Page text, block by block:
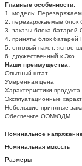
Главные особенности:
1. модель:
2. перезаряжаемые блок
3. заказы блока
4. приняты блок батарей
5. оптовый пакет, ясное
6. дружественный к Эко
Наши преимущества:
Опытный штат
Умеренная цена
Характеристики продукта
Эксплуатационные
Небольшие принятые
Обеспечьте ОЭМ/ОДМ
Номинальное напряжение
Номинальная емкость
Размеры